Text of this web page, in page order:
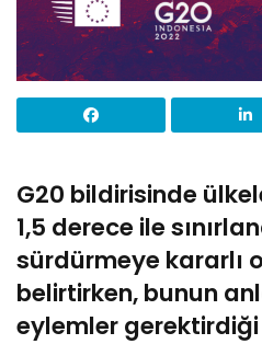
G20 bildirisinde
1,5 derece ile
sürdürmeye kararlı
belirtirken, bunun
eylemler gerektirdiği